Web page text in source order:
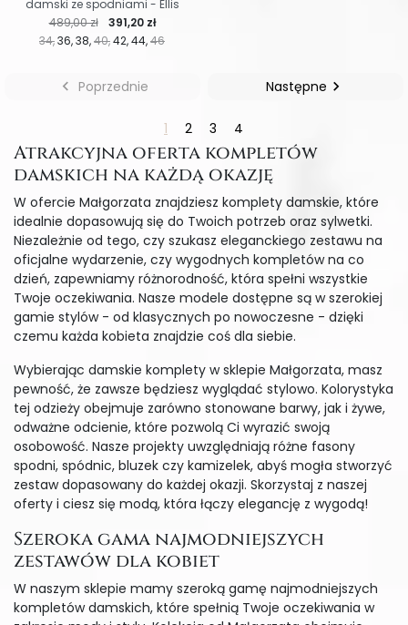
34 36 38 40 42 44 46
Cena regularna
489,00 zł Cena
391,20 zł
damski ze spodniami - Ellis
 Poprzednie
1 2 3 4
Następne 
Atrakcyjna oferta kompletów
damskich na każdą okazję
W ofercie Małgorzata znajdziesz komplety damskie, które
idealnie dopasowują się do Twoich potrzeb oraz sylwetki.
Niezależnie od tego, czy szukasz eleganckiego zestawu na
oficjalne wydarzenie, czy wygodnych kompletów na co
dzień, zapewniamy różnorodność, która spełni wszystkie
Twoje oczekiwania. Nasze modele dostępne są w szerokiej
gamie stylów - od klasycznych po nowoczesne - dzięki
czemu każda kobieta znajdzie coś dla siebie.
Wybierając damskie komplety w sklepie Małgorzata, masz
pewność, że zawsze będziesz wyglądać stylowo. Kolorystyka
tej odzieży obejmuje zarówno stonowane barwy, jak i żywe,
odważne odcienie, które pozwolą Ci wyrazić swoją
osobowość. Nasze projekty uwzględniają różne fasony
spodni, spódnic, bluzek czy kamizelek, abyś mogła stworzyć
zestaw dopasowany do każdej okazji. Skorzystaj z naszej
oferty i ciesz się modą, która łączy elegancję z wygodą!
Szeroka gama najmodniejszych
zestawów dla kobiet
W naszym sklepie mamy szeroką gamę najmodniejszych
kompletów damskich, które spełnią Twoje oczekiwania w